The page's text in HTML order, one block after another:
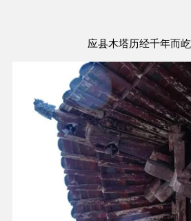
应县木塔历经千年而